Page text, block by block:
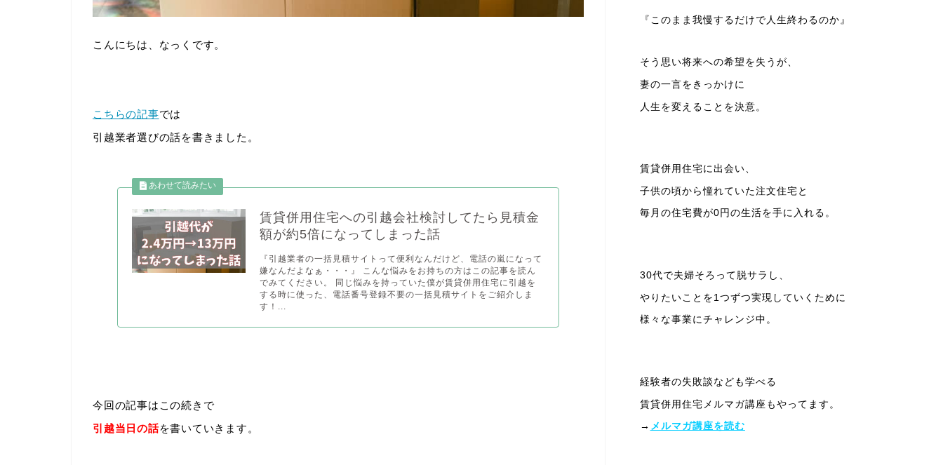
こんにちは、なっくです。
こちらの記事では
引越業者選びの話を書きました。
賃貸併用住宅への引越会社検討してたら見積金
額が約5倍になってしまった話
『引越業者の一括見積サイトって便利なんだけど、電話の嵐になって
嫌なんだよなぁ・・・』 こんな悩みをお持ちの方はこの記事を読ん
でみてください。 同じ悩みを持っていた僕が賃貸併用住宅に引越を
する時に使った、電話番号登録不要の一括見積サイトをご紹介しま
す！...
今回の記事はこの続きで
引越当日の話を書いていきます。
『このまま我慢するだけで人生終わるのか』
そう思い将来への希望を失うが、
妻の一言をきっかけに
人生を変えることを決意。
賃貸併用住宅に出会い、
子供の頃から憧れていた注文住宅と
毎月の住宅費が0円の生活を手に入れる。
30代で夫婦そろって脱サラし、
やりたいことを1つずつ実現していくために
様々な事業にチャレンジ中。
経験者の失敗談なども学べる
賃貸併用住宅メルマガ講座もやってます。
→ メルマガ講座を読む